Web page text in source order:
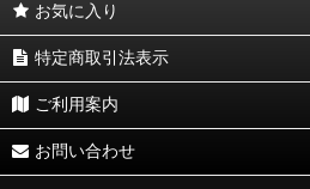
お気に入り
特定商取引法表示
ご利用案内
お問い合わせ